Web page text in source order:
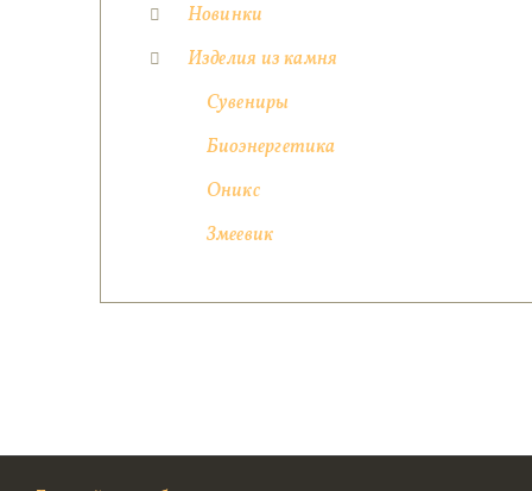
Новинки
Изделия из камня
Сувениры
Биоэнергетика
Оникс
Змеевик